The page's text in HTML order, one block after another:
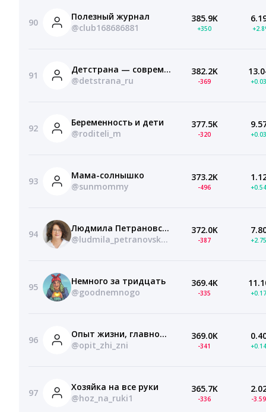
90
Полезный журнал
@club168686881
385.9K
+350
91
Детстрана — современное медиа для родителей
@detstrana_ru
382.2K
-369
92
Беременность и дети
@roditeli_m
377.5K
-320
93
Мама-солнышко
@sunmommy
373.2K
-496
94
Людмила Петрановская. Семейный психолог.
@ludmila_petranovskaya
372.0K
-387
95
Немного за тридцать
@goodnemnogo
369.4K
-335
96
Опыт жизни, главное семья
@opit_zhi_zni
369.0K
-341
97
Хозяйка на все руки
@hoz_na_ruki1
365.7K
-336 -